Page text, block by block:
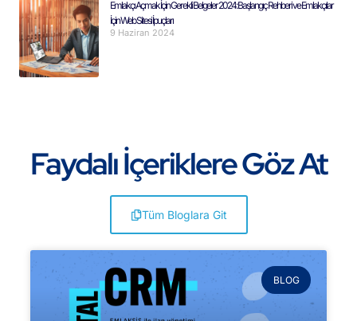
Emlakçı Açmak İçin Gerekli Belgeler 2024: Başlangıç Rehberi ve Emlakçılar
İçin Web Sitesi İpuçları
9 Haziran 2024
Faydalı İçeriklere Göz At
Tüm Bloglara Git
BLOG